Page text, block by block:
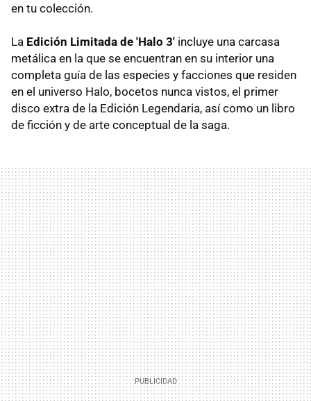
en tu colección.
La Edición Limitada de 'Halo 3' incluye una carcasa
metálica en la que se encuentran en su interior una
completa guía de las especies y facciones que residen
en el universo Halo, bocetos nunca vistos, el primer
disco extra de la Edición Legendaria, así como un libro
de ficción y de arte conceptual de la saga.